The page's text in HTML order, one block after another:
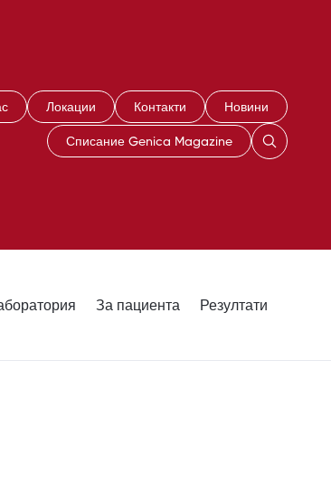
Локации Контакти Новини
Списание Genica Magazine
За пациента Резултати